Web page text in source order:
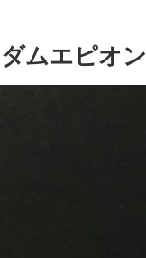
ムエピオン